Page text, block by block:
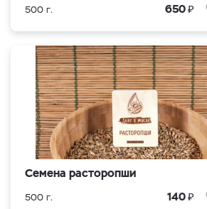
500 г. 650₽
Семена расторопши
500 г. 140₽